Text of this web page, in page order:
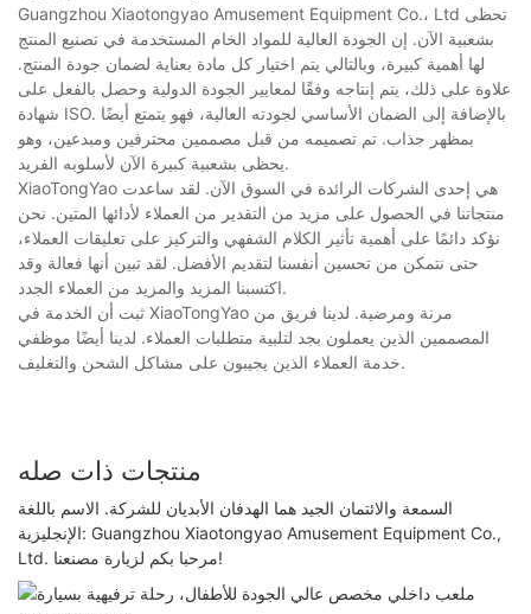
Guangzhou Xiaotongyao Amusement Equipment Co.، Ltd تحظى
بشعبية الآن. إن الجودة العالية للمواد الخام المستخدمة في تصنيع المنتج
لها أهمية كبيرة، وبالتالي يتم اختيار كل مادة بعناية لضمان جودة المنتج.
علاوة على ذلك، يتم إنتاجه وفقًا لمعايير الجودة الدولية وحصل بالفعل على
شهادة ISO. بالإضافة إلى الضمان الأساسي لجودته العالية، فهو يتمتع أيضًا
بمظهر جذاب. تم تصميمه من قبل مصممين محترفين ومبدعين، وهو
يحظى بشعبية كبيرة الآن لأسلوبه الفريد.
XiaoTongYao هي إحدى الشركات الرائدة في السوق الآن. لقد ساعدت
منتجاتنا في الحصول على مزيد من التقدير من العملاء لأدائها المتين. نحن
نؤكد دائمًا على أهمية تأثير الكلام الشفهي والتركيز على تعليقات العملاء،
حتى نتمكن من تحسين أنفسنا لتقديم الأفضل. لقد تبين أنها فعالة وقد
اكتسبنا المزيد والمزيد من العملاء الجدد.
ثبت أن الخدمة في XiaoTongYao مرنة ومرضية. لدينا فريق من
المصممين الذين يعملون بجد لتلبية متطلبات العملاء. لدينا أيضًا موظفي
خدمة العملاء الذين يجيبون على مشاكل الشحن والتغليف.
منتجات ذات صله
السمعة والائتمان الجيد هما الهدفان الأبديان للشركة. الاسم باللغة
الإنجليزية: Guangzhou Xiaotongyao Amusement Equipment Co.,
Ltd. مرحبا بكم لزيارة مصنعنا!